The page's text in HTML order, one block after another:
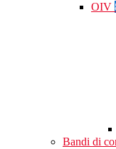
OIV
Bandi di